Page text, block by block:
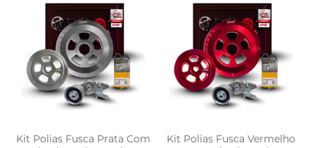
Kit Polias Fusca Prata Com
Kit Polias Fusca Vermelho